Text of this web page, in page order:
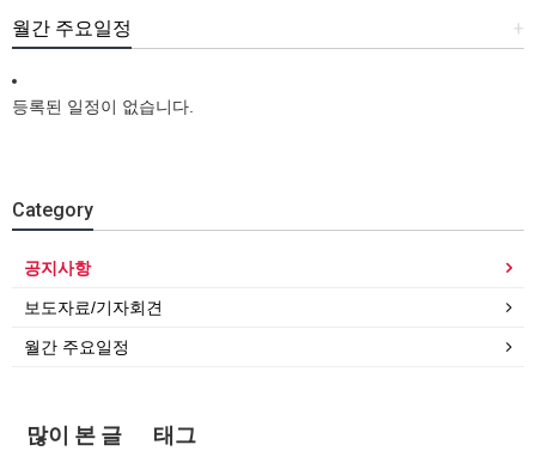
+
월간 주요일정
등록된 일정이 없습니다.
Category
공지사항
보도자료/기자회견
월간 주요일정
많이 본 글 태그